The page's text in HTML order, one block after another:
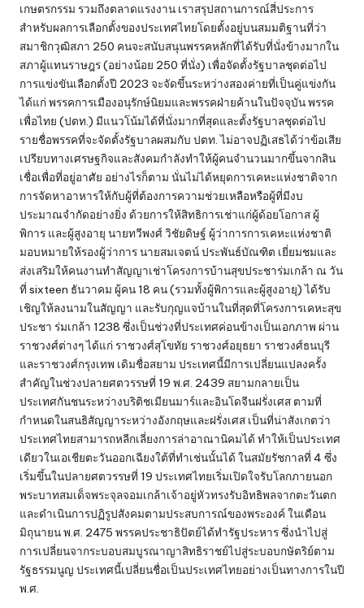
เกษตรกรรม รวมถึงตลาดแรงงาน เราสรุปสถานการณ์สี่ประการ
สำหรับผลการเลือกตั้งของประเทศไทยโดยตั้งอยู่บนสมมติฐานที่ว่า
สมาชิกวุฒิสภา 250 คนจะสนับสนุนพรรคหลักที่ได้รับที่นั่งข้างมากใน
สภาผู้แทนราษฎร (อย่างน้อย 250 ที่นั่ง) เพื่อจัดตั้งรัฐบาลชุดต่อไป
การแข่งขันเลือกตั้งปี 2023 จะจัดขึ้นระหว่างสองค่ายที่เป็นคู่แข่งกัน
ได้แก่ พรรคการเมืองอนุรักษ์นิยมและพรรคฝ่ายค้านในปัจจุบัน พรรค
เพื่อไทย (ปตท.) มีแนวโน้มได้ที่นั่งมากที่สุดและตั้งรัฐบาลชุดต่อไป
รายชื่อพรรคที่จะจัดตั้งรัฐบาลผสมกับ ปตท. ไม่อาจปฏิเสธได้ว่าข้อเสีย
เปรียบทางเศรษฐกิจและสังคมกำลังทำให้ผู้คนจำนวนมากขึ้นจากสิน
เชื่อเพื่อที่อยู่อาศัย อย่างไรก็ตาม นั่นไม่ได้หยุดการเคหะแห่งชาติจาก
การจัดหาอาหารให้กับผู้ที่ต้องการความช่วยเหลือหรือผู้ที่มีงบ
ประมาณจำกัดอย่างยิ่ง ด้วยการให้สิทธิการเช่าแก่ผู้ด้อยโอกาส ผู้
พิการ และผู้สูงอายุ นายทวีพงศ์ วิชัยดิษฐ์ ผู้ว่าการการเคหะแห่งชาติ
มอบหมายให้รองผู้ว่าการ นายสมเจตน์ ประพันธ์บัณฑิต เยี่ยมชมและ
ส่งเสริมให้คนงานทำสัญญาเช่าโครงการบ้านสุขประชาร่มเกล้า ณ วัน
ที่ sixteen ธันวาคม ผู้คน 18 คน (รวมทั้งผู้พิการและผู้สูงอายุ) ได้รับ
เชิญให้ลงนามในสัญญา และรับกุญแจบ้านในที่สุดที่โครงการเคหะสุข
ประชา ร่มเกล้า 1238 ซึ่งเป็นช่วงที่ประเทศค่อนข้างเป็นเอกภาพ ผ่าน
ราชวงศ์ต่างๆ ได้แก่ ราชวงศ์สุโขทัย ราชวงศ์อยุธยา ราชวงศ์ธนบุรี
และราชวงศ์กรุงเทพ เดิมชื่อสยาม ประเทศนี้มีการเปลี่ยนแปลงครั้ง
สำคัญในช่วงปลายศตวรรษที่ 19 พ.ศ. 2439 สยามกลายเป็น
ประเทศกันชนระหว่างบริติชเมียนมาร์และอินโดจีนฝรั่งเศส ตามที่
กำหนดในสนธิสัญญาระหว่างอังกฤษและฝรั่งเศส เป็นที่น่าสังเกตว่า
ประเทศไทยสามารถหลีกเลี่ยงการล่าอาณานิคมได้ ทำให้เป็นประเทศ
เดียวในเอเชียตะวันออกเฉียงใต้ที่ทำเช่นนั้นได้ ในสมัยรัชกาลที่ 4 ซึ่ง
เริ่มขึ้นในปลายศตวรรษที่ 19 ประเทศไทยเริ่มเปิดใจรับโลกภายนอก
พระบาทสมเด็จพระจุลจอมเกล้าเจ้าอยู่หัวทรงรับอิทธิพลจากตะวันตก
และดำเนินการปฏิรูปสังคมตามประสบการณ์ของพระองค์ ในเดือน
มิถุนายน พ.ศ. 2475 พรรคประชาธิปัตย์ได้ทำรัฐประหาร ซึ่งนำไปสู่
การเปลี่ยนจากระบอบสมบูรณาญาสิทธิราชย์ไปสู่ระบอบกษัตริย์ตาม
รัฐธรรมนูญ ประเทศนี้เปลี่ยนชื่อเป็นประเทศไทยอย่างเป็นทางการในปี
พ.ศ.